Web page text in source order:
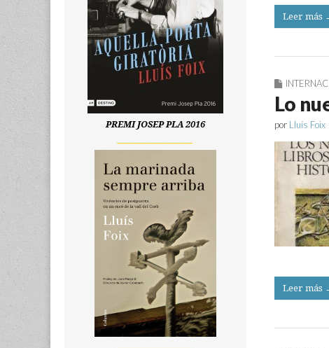
Leer más
Lo
por Lluís Foix
Leer más
PREMI JOSEP PLA 2016